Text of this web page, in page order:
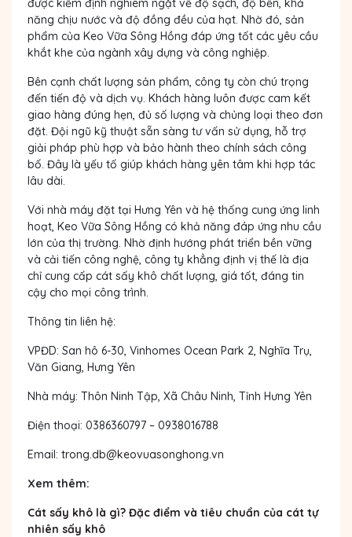
năng chịu nước và độ đồng đều của hạt. Nhờ đó, sản
phẩm của Keo Vữa Sông Hồng đáp ứng tốt các yêu cầu
khắt khe của ngành xây dựng và công nghiệp.
Bên cạnh chất lượng sản phẩm, công ty còn chú trọng
đến tiến độ và dịch vụ. Khách hàng luôn được cam kết
giao hàng đúng hẹn, đủ số lượng và chủng loại theo đơn
đặt. Đội ngũ kỹ thuật sẵn sàng tư vấn sử dụng, hỗ trợ
giải pháp phù hợp và bảo hành theo chính sách công
bố. Đây là yếu tố giúp khách hàng yên tâm khi hợp tác
lâu dài.
Với nhà máy đặt tại Hưng Yên và hệ thống cung ứng linh
hoạt, Keo Vữa Sông Hồng có khả năng đáp ứng nhu cầu
lớn của thị trường. Nhờ định hướng phát triển bền vững
và cải tiến công nghệ, công ty khẳng định vị thế là địa
chỉ cung cấp cát sấy khô chất lượng, giá tốt, đáng tin
cậy cho mọi công trình.
Thông tin liên hệ:
VPĐD: San hô 6-30, Vinhomes Ocean Park 2, Nghĩa Trụ,
Văn Giang, Hưng Yên
Nhà máy: Thôn Ninh Tập, Xã Châu Ninh, Tỉnh Hưng Yên
Điện thoại: 0386360797 – 0938016788
Email: trong.db@keovuasonghong.vn
Xem thêm:
Cát sấy khô là gì? Đặc điểm và tiêu chuẩn của cát tự
nhiên sấy khô